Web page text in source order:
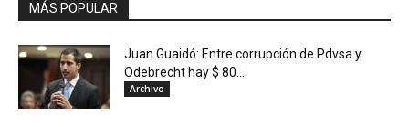
MÁS POPULAR
Juan Guaidó: Entre corrupción de Pdvsa y
Odebrecht hay $ 80...
Archivo